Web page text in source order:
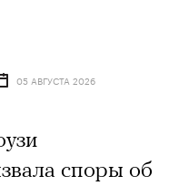
05 АВГУСТА 2026
споры об